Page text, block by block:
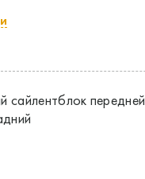
сайлентблок передней